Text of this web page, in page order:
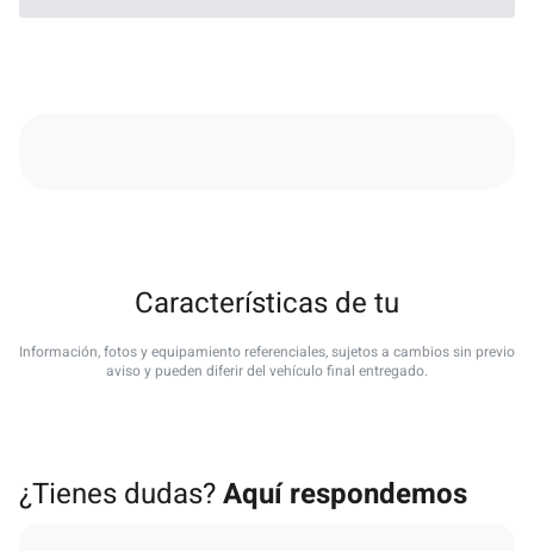
Características de tu
Información, fotos y equipamiento referenciales, sujetos a cambios sin previo
aviso y pueden diferir del vehículo final entregado.
¿Tienes dudas?Aquí respondemos